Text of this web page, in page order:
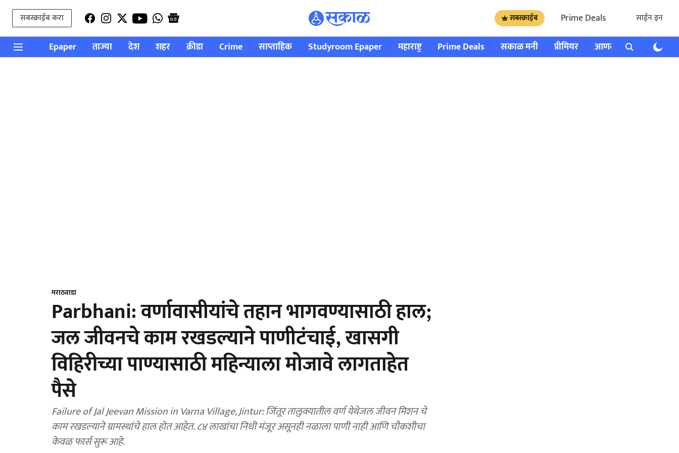
सबस्क्राईब करा सबस्क्राईब Prime Deals साईन इन
Epaper ताज्या देश शहर क्रीडा Crime साप्ताहिक Studyroom Epaper महाराष्ट्र Prime Deals सकाळ मनी प्रीमियर आणखी राशी भविष्य
मराठवाडा
Parbhani: वर्णावासीयांचे तहान भागवण्यासाठी हाल;
जल जीवनचे काम रखडल्याने पाणीटंचाई, खासगी
विहिरीच्या पाण्यासाठी महिन्याला मोजावे लागताहेत
पैसे
Failure of Jal Jeevan Mission in Varna Village, Jintur: जिंतूर तालुक्यातील वर्ण येथेजल जीवन मिशन चे
काम रखडल्याने ग्रामस्थांचे हाल होत आहेत. ८४ लाखांचा निधी मंजूर असूनही नळाला पाणी नाही आणि चौकशीचा
केवळ फार्स सुरू आहे.